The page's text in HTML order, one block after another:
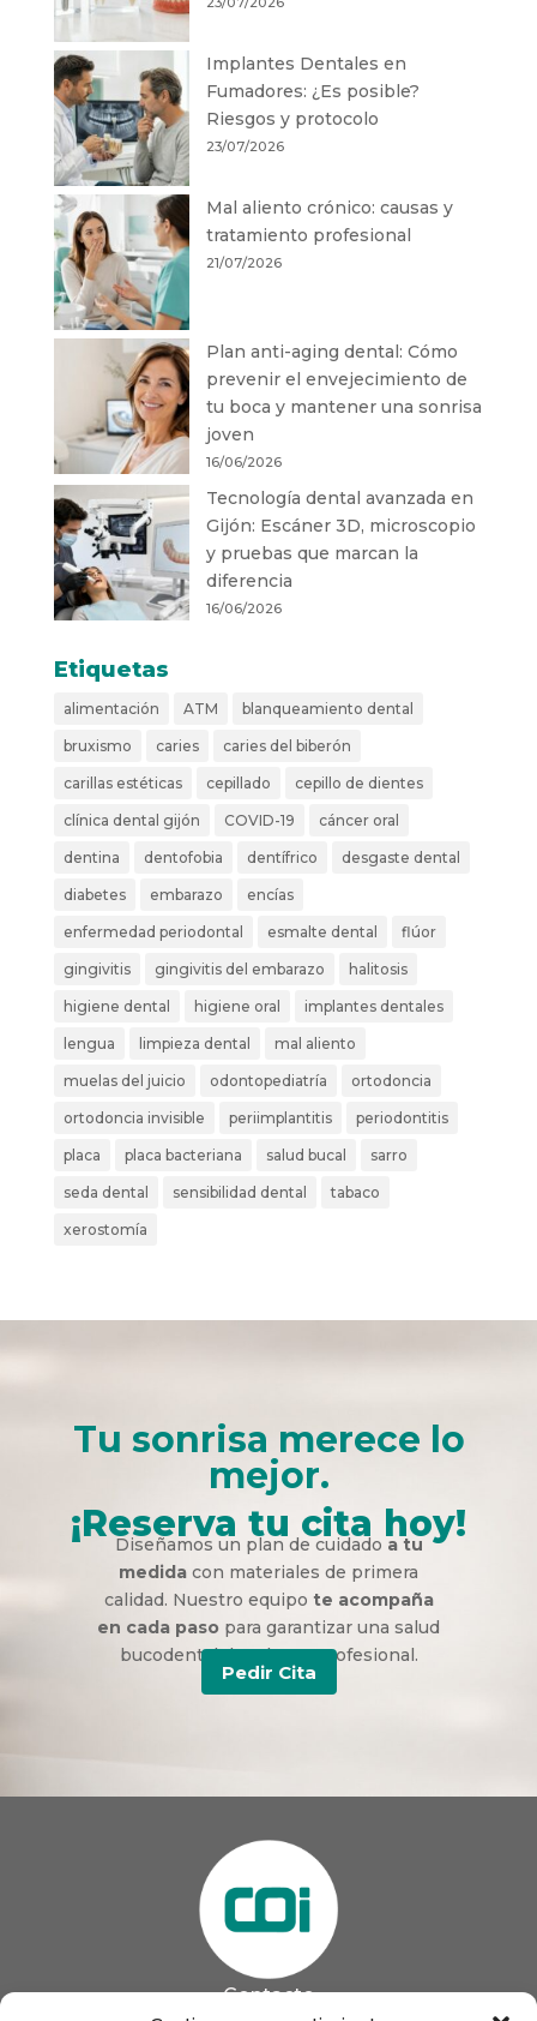
Implantes Dentales en
Fumadores: ¿Es posible?
Riesgos y protocolo
23/07/2026
Mal aliento crónico: causas y
tratamiento profesional
21/07/2026
Plan anti-aging dental: Cómo
prevenir el envejecimiento de
tu boca y mantener una sonrisa
joven
16/06/2026
Tecnología dental avanzada en
Gijón: Escáner 3D, microscopio
y pruebas que marcan la
diferencia
16/06/2026
Etiquetas
alimentación ATM blanqueamiento dental
bruxismo caries caries del biberón
carillas estéticas cepillado cepillo de dientes
clínica dental gijón COVID-19 cáncer oral
dentina dentofobia dentífrico desgaste dental
diabetes embarazo encías
enfermedad periodontal esmalte dental flúor
gingivitis gingivitis del embarazo halitosis
higiene dental higiene oral implantes dentales
lengua limpieza dental mal aliento
muelas del juicio odontopediatría ortodoncia
ortodoncia invisible periimplantitis periodontitis
placa placa bacteriana salud bucal sarro
seda dental sensibilidad dental tabaco
xerostomía
Tu sonrisa merece lo
mejor.
¡Reserva tu cita hoy!
Diseñamos un plan de cuidado a tu
medida con materiales de primera
calidad. Nuestro equipo te acompaña
en cada paso para garantizar una salud
bucodental duradera y profesional.
Pedir Cita
Contacto